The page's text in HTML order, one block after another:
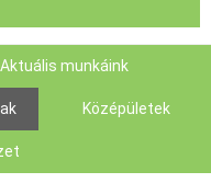
Aktuális munkáink
Középületek